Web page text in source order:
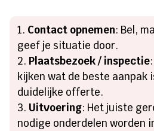
Contact opnemen: Bel,
geef je situatie door.
Plaatsbezoek / inspectie
kijken wat de beste aanpak
duidelijke offerte.
Uitvoering: Het juiste
nodige onderdelen worden